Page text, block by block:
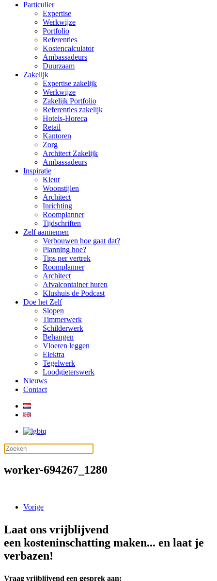
Particulier
Expertise
Werkwijze
Portfolio
Referenties
Kostencalculator
Ambassadeurs
Duurzaam
Zakelijk
Expertise zakelijk
Werkwijze
Zakelijk Portfolio
Referenties zakelijk
Hotels-Horeca
Retail
Kantoren
Zorg
Architect Zakelijk
Ambassadeurs
Inspiratie
Kleur
Woonstijlen
Architect
Inrichting
Roomplanner
Tijdschriften
Zelf aannemen
Verbouwen hoe gaat dat?
Planning hoe?
Tips per vertrek
Roomplanner
Architect
Afvalcontainer huren
Klushuis de Podcast
Doe het Zelf
Slopen
Timmerwerk
Schilderwerk
Behangen
Vloeren leggen
Elektra
Tegelwerk
Loodgieterswerk
Nieuws
Contact
worker-694267_1280
Vorige
Laat ons vrijblijvend
een kosteninschatting maken... en laat je
verbazen!
Vraag vrijblijvend een gesprek aan: